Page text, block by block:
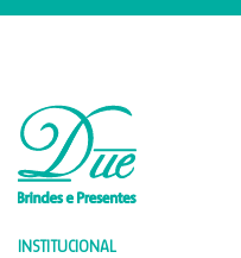
INSTITUCIONAL